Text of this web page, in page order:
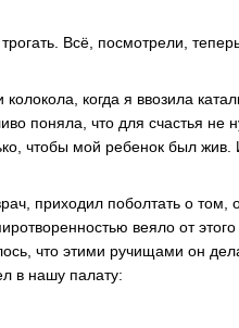
Всё, посмотрели,
когда я ввозила
поняла, что для счастья не
чтобы мой ребенок был жив.
приходил поболтать о том,
веяло от
что этими ручищами он
в нашу палату: